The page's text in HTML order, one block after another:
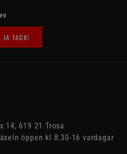
JA TACK!
14, 619 21 Trosa
öppen kl 8.30-16 vardagar